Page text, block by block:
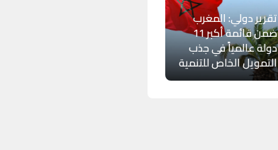
تقرير دولي: المغرب
ضمن قائمة أكبر 11
دولة عالمياً في جذب
التمويل الخاص للتنمية